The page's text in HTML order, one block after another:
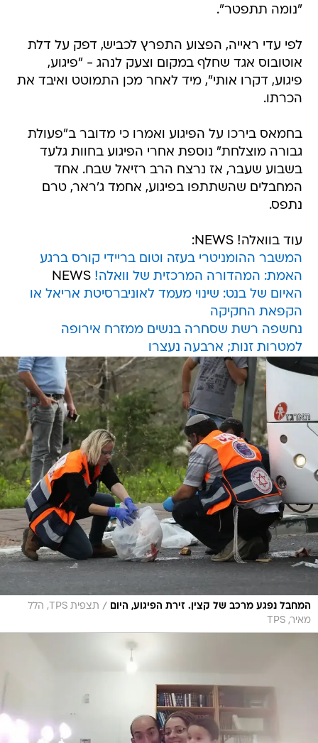
"נומה תתפטר".
לפי עדי ראייה, הפצוע התפרץ לכביש, דפק על דלת
אוטובוס אגד שחלף במקום וצעק לנהג - "פיגוע,
פיגוע, דקרו אותי", מיד לאחר מכן התמוטט ואיבד את
הכרתו.
בחמאס בירכו על הפיגוע ואמרו כי מדובר ב"פעולת
גבורה מוצלחת" נוספת אחרי הפיגוע בחוות גלעד
בשבוע שעבר, אז נרצח הרב רזיאל שבח. אחד
המחבלים שהשתתפו בפיגוע, אחמד ג'ראר, טרם
נתפס.
עוד בוואלה! NEWS:
המשבר ההומניטרי בעזה וטום בריידי קורס ברגע
האמת: המהדורה המרכזית של וואלה! NEWS
האיום של בנט: שינוי מעמד לאוניברסיטת אריאל או
הקפאת החקיקה
נחשפה רשת שסחרה בנשים ממזרח אירופה
למטרות זנות; ארבעה נעצרו
המחבל נפגע מרכב של קצין. זירת הפיגוע, היום /
תצפית TPS, הלל
מאיר, TPS